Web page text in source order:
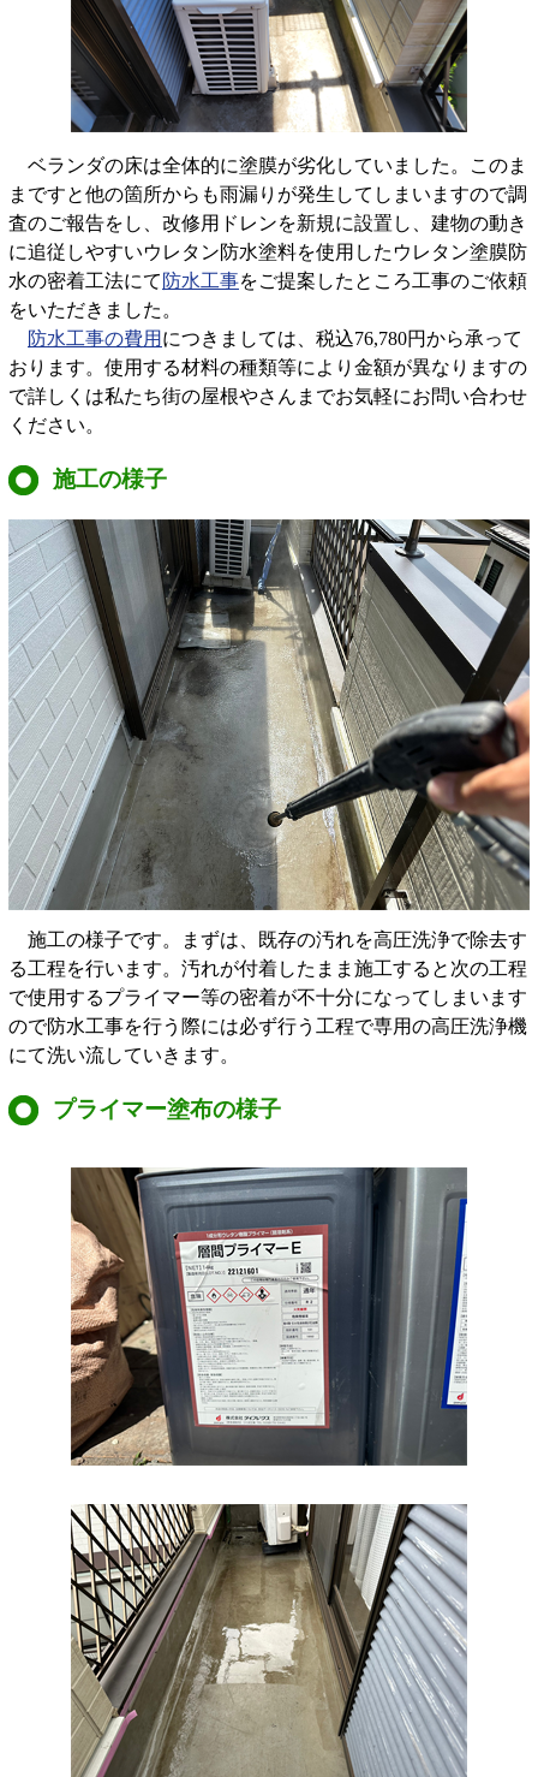
ベランダの床は全体的に塗膜が劣化していました。このま
まですと他の箇所からも雨漏りが発生してしまいますので調
査のご報告をし、改修用ドレンを新規に設置し、建物の動き
に追従しやすいウレタン防水塗料を使用したウレタン塗膜防
水の密着工法にて 防水工事をご提案したところ工事のご依頼
をいただきました。
防水工事の費用 につきましては、税込76,780円から承って
おります。使用する材料の種類等により金額が異なりますの
で詳しくは私たち街の屋根やさんまでお気軽にお問い合わせ
ください。
施工の様子
施工の様子です。まずは、既存の汚れを高圧洗浄で除去す
る工程を行います。汚れが付着したまま施工すると次の工程
で使用するプライマー等の密着が不十分になってしまいます
ので防水工事を行う際には必ず行う工程で専用の高圧洗浄機
にて洗い流していきます。
プライマー塗布の様子